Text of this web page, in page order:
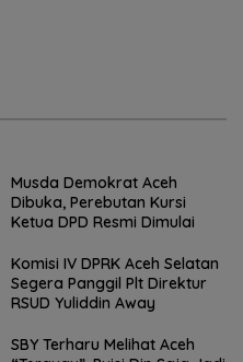
Musda Demokrat Aceh
Dibuka, Perebutan Kursi
Ketua DPD Resmi Dimulai
Komisi IV DPRK Aceh Selatan
Segera Panggil Plt Direktur
RSUD Yuliddin Away
SBY Terharu Melihat Aceh